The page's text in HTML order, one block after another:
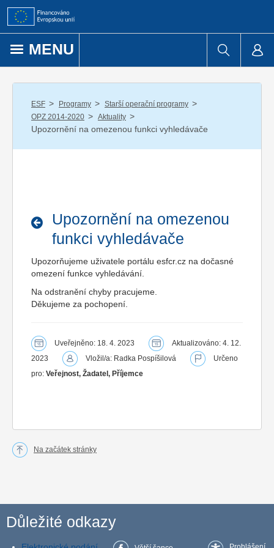
Přejít k obsahu
MENU
ESF / Programy / Starší operační programy /
OPZ 2014-2020 / Aktuality /
Upozornění na omezenou funkci vyhledávače
Upozornění na omezenou
funkci vyhledávače
Upozorňujeme uživatele portálu esfcr.cz na dočasné
omezení funkce vyhledávání.
Na odstranění chyby pracujeme.
Děkujeme za pochopení.
Uveřejněno: 18. 4. 2023
Aktualizováno: 4. 12.
2023
Vložil/a: Radka Pospíšilová
Určeno
pro: Veřejnost, Žadatel, Příjemce
Na začátek stránky
Důležité odkazy